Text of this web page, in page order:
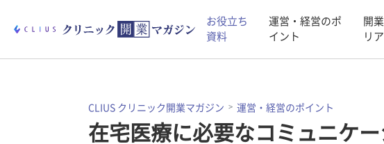
お役立ち
資料
運営・経営のポ
イント
開
リ
CLIUS クリニック開業マガジン 運営・経営のポイント
在宅医療に必要なコミュニケ